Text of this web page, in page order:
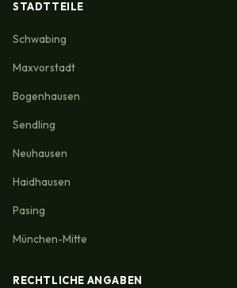
STADTTEILE
Schwabing
Maxvorstadt
Bogenhausen
Sendling
Neuhausen
Haidhausen
Pasing
München-Mitte
RECHTLICHE ANGABEN